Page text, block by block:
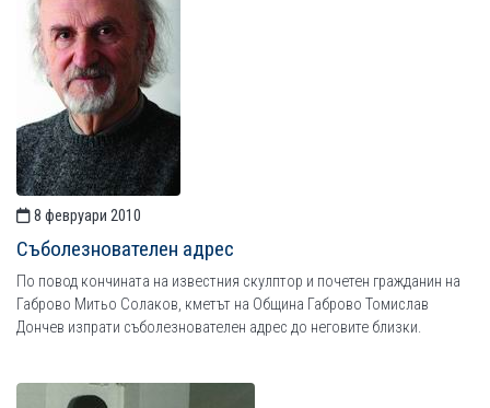
8 февруари 2010
Съболезнователен адрес
По повод кончината на известния скулптор и почетен гражданин на
Габрово Митьо Солаков, кметът на Община Габрово Томислав
Дончев изпрати съболезнователен адрес до неговите близки.